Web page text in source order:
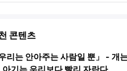
콘텐츠
우리는 안아주는 사람일 뿐」 - 개
아기는 우리보다 빨리 자란다